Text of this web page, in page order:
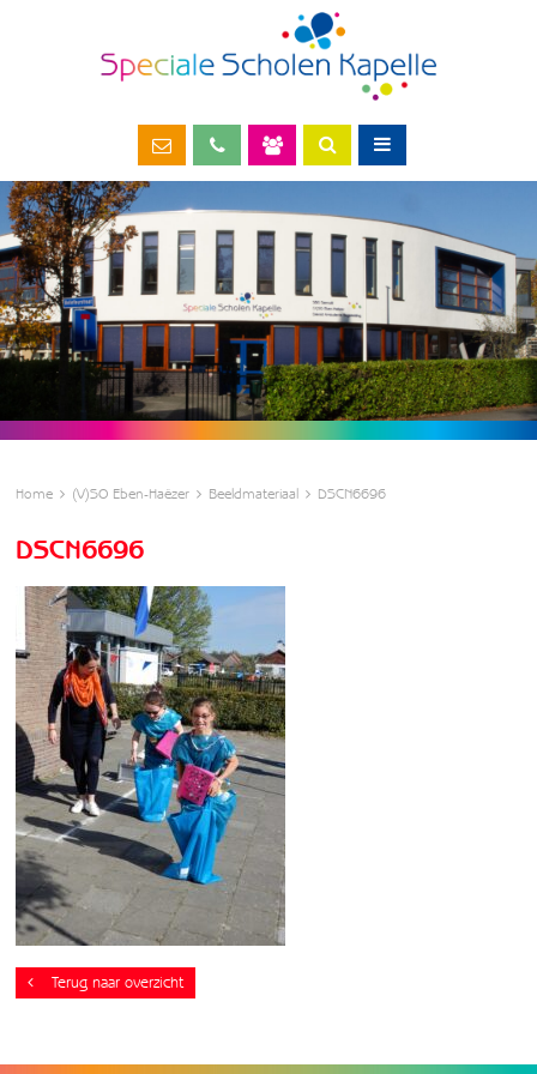
Home (V)SO Eben-Haëzer Beeldmateriaal DSCN6696
DSCN6696
Terug naar overzicht